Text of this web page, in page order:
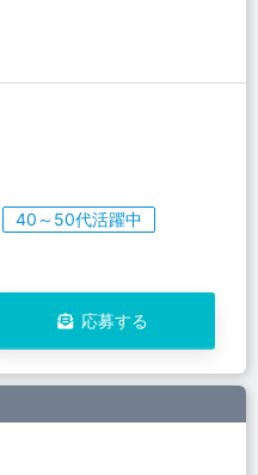
40～50代活躍中
応募する